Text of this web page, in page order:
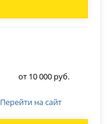
от 10 000 руб.
Перейти на сайт